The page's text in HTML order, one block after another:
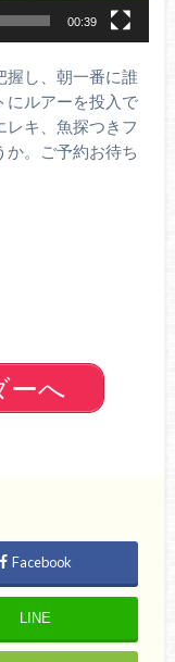
00:39
握し、朝一番に誰
にルアーを投入で
レキ、魚探つきフ
か。ご予約お待ち
ーへ
Facebook
LINE